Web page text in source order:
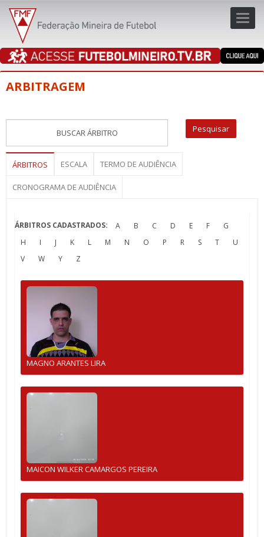
ARBITRAGEM
ÁRBITROS ESCALA TERMO DE AUDIÊNCIA
CRONOGRAMA DE AUDIÊNCIA
ÁRBITROS CADASTRADOS: A B C D E F
G
H
I J K L M N O P R S T
U
V
W Y Z
MAGNO ARANTES LIRA
MAICON WILKER CAMARGOS PEREIRA